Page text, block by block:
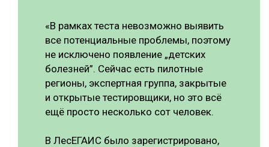
«В рамках теста невозможно выявить
все потенциальные проблемы, поэтому
не исключено появление „детских
болезней”. Сейчас есть пилотные
регионы, экспертная группа, закрытые
и открытые тестировщики, но это всё
ещё просто несколько сот человек.
В ЛесЕГАИС было зарегистрировано,